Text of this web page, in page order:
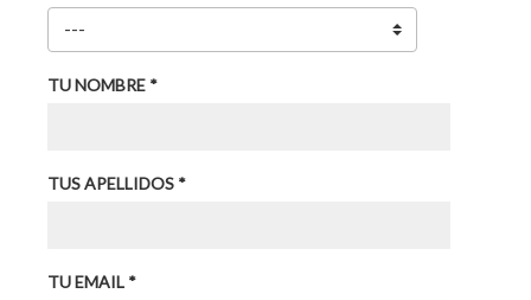
TU NOMBRE *
TUS APELLIDOS *
TU EMAIL *